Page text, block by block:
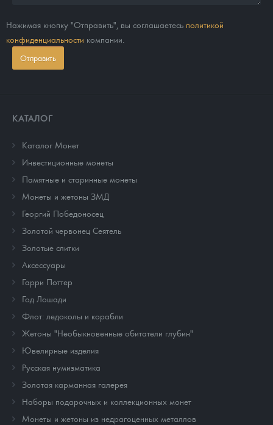
Нажимая кнопку "Отправить", вы соглашаетесь политикой
конфиденциальности компании.
Отправить
КАТАЛОГ
Каталог Монет
Инвестиционные монеты
Памятные и старинные монеты
Монеты и жетоны ЗМД
Георгий Победоносец
Золотой червонец Сеятель
Золотые слитки
Аксессуары
Гарри Поттер
Год Лошади
Флот: ледоколы и корабли
Жетоны "Необыкновенные обитатели глубин"
Ювелирные изделия
Русская нумизматика
Золотая карманная галерея
Наборы подарочных и коллекционных монет
Монеты и жетоны из недрагоценных металлов